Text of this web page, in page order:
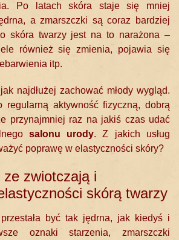
Po latach skóra staje się mniej
a zmarszczki są coraz bardziej
skóra twarzy jest na to narażona –
również się zmienia, pojawia się
itp.
najdłużej zachować młody wygląd.
regularną aktywność fizyczną, dobrą
przynajmniej raz na jakiś czas udać
salonu urody. Z jakich usług
poprawę w elastyczności skóry?
zwiotczają i
skórą twarzy
być tak jędrna, jak kiedyś i
oznaki starzenia, zmarszczki